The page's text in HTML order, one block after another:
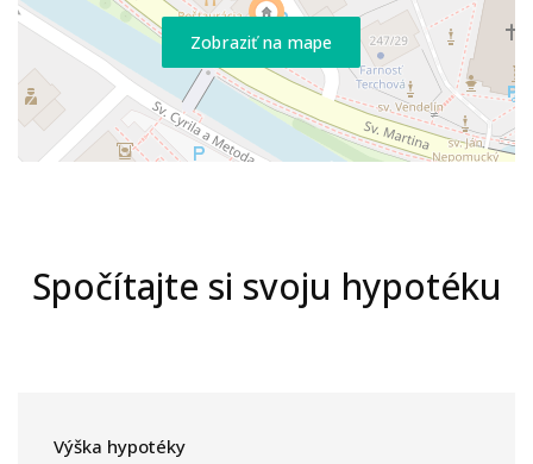
Zobraziť na mape
Spočítajte si svoju hypotéku
Výška hypotéky